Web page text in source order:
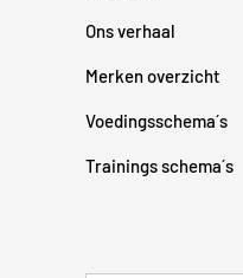
Ons verhaal
Merken overzicht
Voedingsschema´s
Trainings schema´s